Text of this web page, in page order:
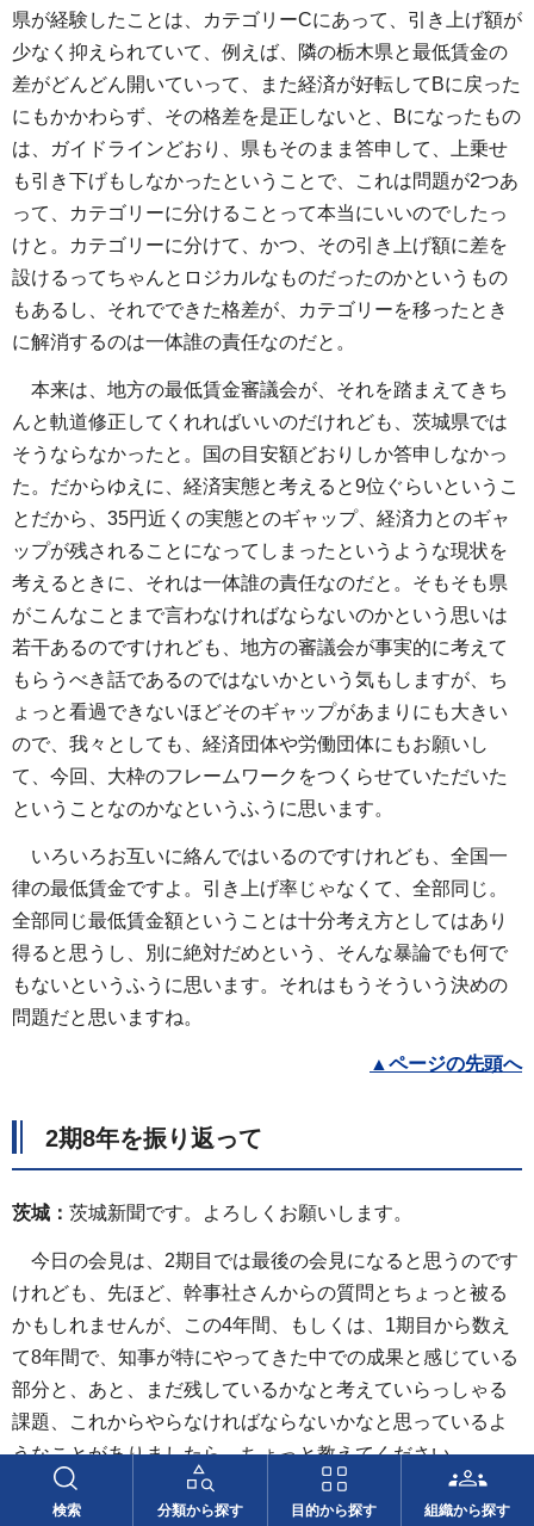
検索 分類から探す 目的から探す 組織から探す
県が経験したことは、カテゴリーCにあって、引き上げ額が
少なく抑えられていて、例えば、隣の栃木県と最低賃金の
差がどんどん開いていって、また経済が好転してBに戻った
にもかかわらず、その格差を是正しないと、Bになったもの
は、ガイドラインどおり、県もそのまま答申して、上乗せ
も引き下げもしなかったということで、これは問題が2つあ
って、カテゴリーに分けることって本当にいいのでしたっ
けと。カテゴリーに分けて、かつ、その引き上げ額に差を
設けるってちゃんとロジカルなものだったのかというもの
もあるし、それでできた格差が、カテゴリーを移ったとき
に解消するのは一体誰の責任なのだと。
本来は、地方の最低賃金審議会が、それを踏まえてきち
んと軌道修正してくれればいいのだけれども、茨城県では
そうならなかったと。国の目安額どおりしか答申しなかっ
た。だからゆえに、経済実態と考えると9位ぐらいというこ
とだから、35円近くの実態とのギャップ、経済力とのギャ
ップが残されることになってしまったというような現状を
考えるときに、それは一体誰の責任なのだと。そもそも県
がこんなことまで言わなければならないのかという思いは
若干あるのですけれども、地方の審議会が事実的に考えて
もらうべき話であるのではないかという気もしますが、ち
ょっと看過できないほどそのギャップがあまりにも大きい
ので、我々としても、経済団体や労働団体にもお願いし
て、今回、大枠のフレームワークをつくらせていただいた
ということなのかなというふうに思います。
いろいろお互いに絡んではいるのですけれども、全国一
律の最低賃金ですよ。引き上げ率じゃなくて、全部同じ。
全部同じ最低賃金額ということは十分考え方としてはあり
得ると思うし、別に絶対だめという、そんな暴論でも何で
もないというふうに思います。それはもうそういう決めの
問題だと思いますね。
▲ページの先頭へ
2期8年を振り返って
茨城： 茨城新聞です。よろしくお願いします。
今日の会見は、2期目では最後の会見になると思うのです
けれども、先ほど、幹事社さんからの質問とちょっと被る
かもしれませんが、この4年間、もしくは、1期目から数え
て8年間で、知事が特にやってきた中での成果と感じている
部分と、あと、まだ残しているかなと考えていらっしゃる
課題、これからやらなければならないかなと思っているよ
うなことがありましたら、ちょっと教えてください。
知事：話は被ることになりますね。